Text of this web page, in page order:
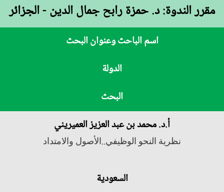
مقرر الندوة: د. حمزة رابح جمال الدين - الجزائر
اسم الباحث وعنوان البحث
الدولة
البحث
أ.د. محمد بن عبد العزيز العميريني
نظرية النحو الوظيفي..الأصول والامتداد
السعودية